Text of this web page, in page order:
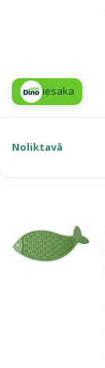
iesaka
Noliktavā